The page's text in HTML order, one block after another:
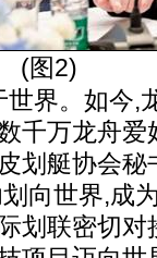
(图2)
界。如今,
千万龙舟
划艇协会秘
向世界,成
划联密切对